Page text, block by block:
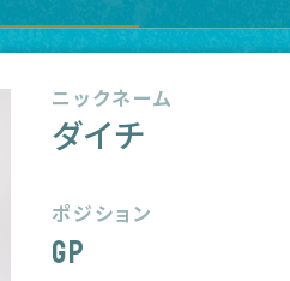
ニックネーム
ダイチ
ポジション
GP